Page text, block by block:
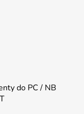
do PC / NB